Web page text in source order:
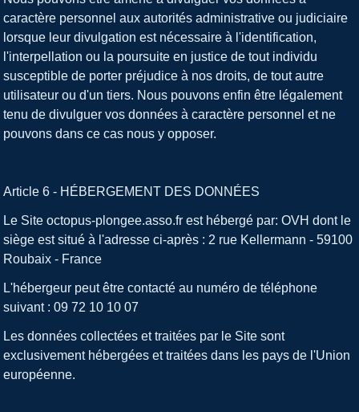
caractère personnel aux autorités administrative ou judiciaire
lorsque leur divulgation est nécessaire à l'identification,
l'interpellation ou la poursuite en justice de tout individu
susceptible de porter préjudice à nos droits, de tout autre
utilisateur ou d'un tiers. Nous pouvons enfin être légalement
tenu de divulguer vos données à caractère personnel et ne
pouvons dans ce cas nous y opposer.
Article 6 - HÉBERGEMENT DES DONNÉES
Le Site octopus-plongee.asso.fr est hébergé par: OVH dont le
siège est situé à l'adresse ci-après : 2 rue Kellermann - 59100
Roubaix - France
L'hébergeur peut être contacté au numéro de téléphone
suivant : 09 72 10 10 07
Les données collectées et traitées par le Site sont
exclusivement hébergées et traitées dans les pays de l'Union
européenne.